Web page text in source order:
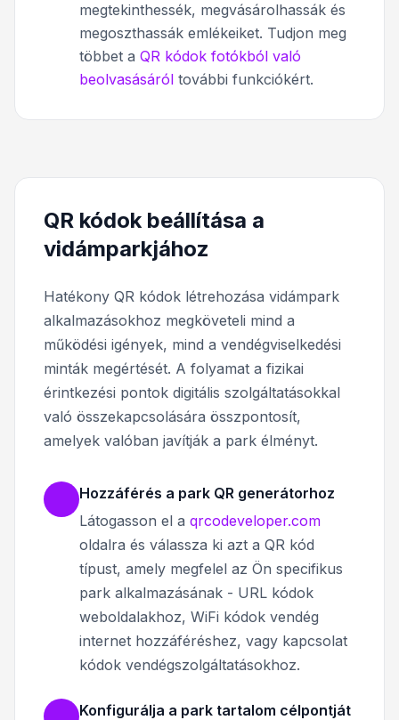
megtekinthessék, megvásárolhassák és
megoszthassák emlékeiket. Tudjon meg
többet a QR kódok fotókból való
beolvasásáról további funkciókért.
QR kódok beállítása a
vidámparkjához
Hatékony QR kódok létrehozása vidámpark
alkalmazásokhoz megköveteli mind a
működési igények, mind a vendégviselkedési
minták megértését. A folyamat a fizikai
érintkezési pontok digitális szolgáltatásokkal
való összekapcsolására összpontosít,
amelyek valóban javítják a park élményt.
Hozzáférés a park QR generátorhoz
Látogasson el a qrcodeveloper.com
oldalra és válassza ki azt a QR kód
típust, amely megfelel az Ön specifikus
park alkalmazásának - URL kódok
weboldalakhoz, WiFi kódok vendég
internet hozzáféréshez, vagy kapcsolat
kódok vendégszolgáltatásokhoz.
Konfigurálja a park tartalom célpontját